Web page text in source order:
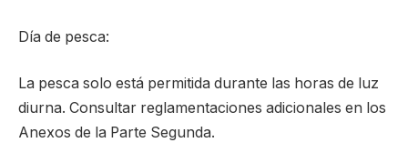
Día de pesca:
La pesca solo está permitida durante las horas de luz
diurna. Consultar reglamentaciones adicionales en los
Anexos de la Parte Segunda.